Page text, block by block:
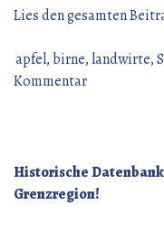
Lies den gesamten
apfel, birne, landwirte,
Kommentarzu
auf
dem
Historische
Grenzregion!